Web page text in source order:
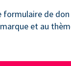
formulaire de
et au